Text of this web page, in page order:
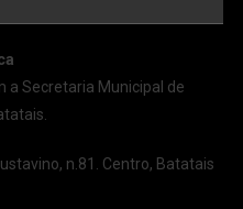
a Secretaria Municipal de
n.81. Centro, Batatais